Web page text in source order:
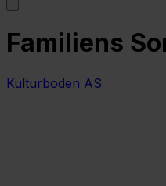
Familiens
Kulturboden AS